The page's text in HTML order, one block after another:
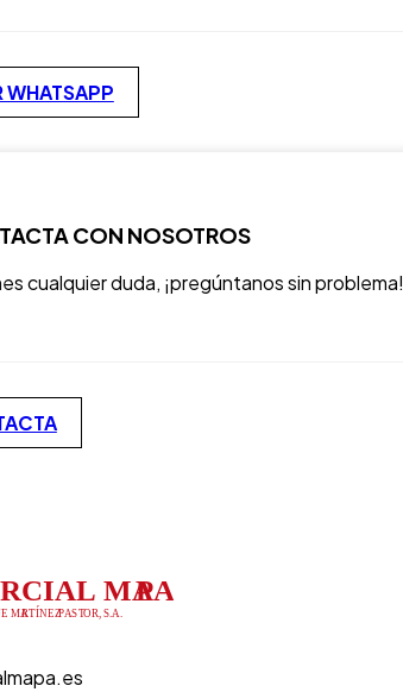
WHATSAPP
CON NOSOTROS
cualquier duda, ¡pregúntanos sin problema!